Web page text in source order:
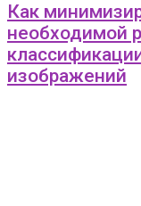
Как
необходимой
изображений